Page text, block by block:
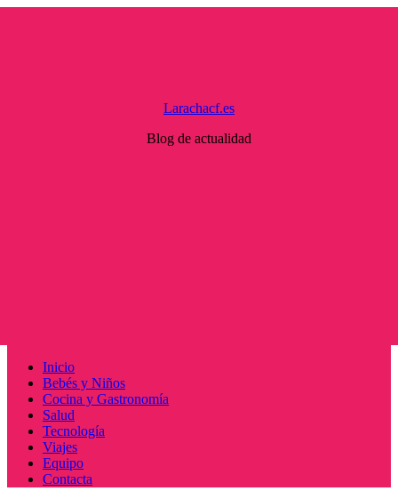
Larachacf.es
Blog de actualidad
Menú
principal
Inicio
Bebés y Niños
Cocina y Gastronomía
Salud
Tecnología
Viajes
Equipo
Contacta